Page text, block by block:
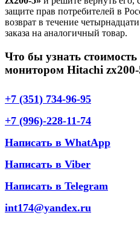
защите прав потребителей в
возврат в течение
заказа на аналогичный товар.
Что бы узнать
монитором Hitachi
+7 (351) 734-96-95
+7 (996)-228-11-74
Написать в WhatApp
Написать в Viber
Написать в Telegram
int174@yandex.ru